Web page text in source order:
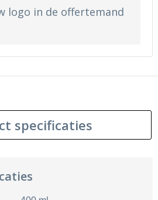
logo in de offertemand
specificaties